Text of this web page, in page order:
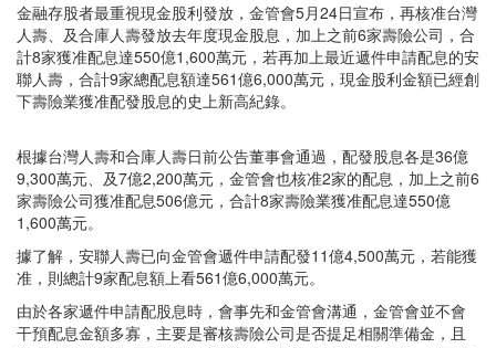
金融存股者最重視現金股利發放，金管會5月24日宣布，再核准台灣
人壽、及合庫人壽發放去年度現金股息，加上之前6家壽險公司，合
計8家獲准配息達550億1,600萬元，若再加上最近遞件申請配息的安
聯人壽，合計9家總配息額達561億6,000萬元，現金股利金額已經創
下壽險業獲准配發股息的史上新高紀錄。
根據台灣人壽和合庫人壽日前公告董事會通過，配發股息各是36億
9,300萬元、及7億2,200萬元，金管會也核准2家的配息，加上之前6
家壽險公司獲准配息506億元，合計8家壽險業獲准配息達550億
1,600萬元。
據了解，安聯人壽已向金管會遞件申請配發11億4,500萬元，若能獲
准，則總計9家配息額上看561億6,000萬元。
由於各家遞件申請配股息時，會事先和金管會溝通，金管會並不會
干預配息金額多寡，主要是審核壽險公司是否提足相關準備金，且